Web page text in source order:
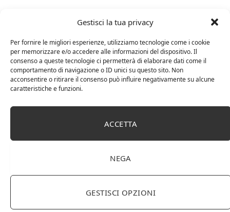
Gestisci la tua privacy
Per fornire le migliori esperienze, utilizziamo tecnologie come i cookie
per memorizzare e/o accedere alle informazioni del dispositivo. Il
consenso a queste tecnologie ci permetterà di elaborare dati come il
comportamento di navigazione o ID unici su questo sito. Non
acconsentire o ritirare il consenso può influire negativamente su alcune
caratteristiche e funzioni.
ACCETTA
NEGA
GESTISCI OPZIONI